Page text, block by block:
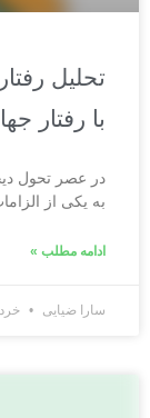
تحلیل
با رفتار
در عصر تحول
به یکی از
ادامه مطلب »
سارا ضیایی خرداد ۴,